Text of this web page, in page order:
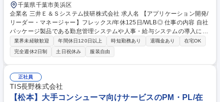
千葉県千葉市美浜区
企業名 三井Ｅ＆Ｓシステム技研株式会社 求人名 【アプリケーション開発/
リーダー・マネージャー】フレックス/年休125日/WLB◎ 仕事の内容 自社
パッケージ製品である勤怠管理システムや人事・給与システムの導入にお
ける、リーダー/マネージャー業務を担っていただきます。 【業務例】 ＜
ビジネス系勤怠管理システム＞ ■勤怠管理システム導入におけるPL/PM業
務 ＜ビジネス系人事・給与システム＞ ■人事・給与システム導入における
PL/PM業務 ■人事・給与システム運用支援におけるPL/PM業務 募集職種
【アプリケーション開発/リーダー・マネージャー】フレックス/年休125
日/WLB◎
業界未経験歓迎 年間休日120日以上 時短勤務あり 退職金あり
在宅OK
完全週休2日制
土日祝休み 服装自由
正社員
TIS長野株式会社
【松本】大手コンシューマ向けサービスのPM・PL/在